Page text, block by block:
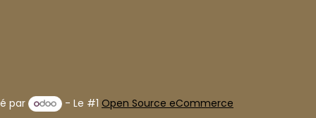
par - Le #1 Open Source eCommerce